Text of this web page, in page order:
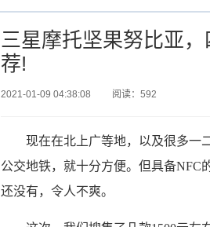
三星摩托坚果努比亚
荐!
2021-01-09 04:38:08 阅读：592
现在在北上广等地，以及很多一
公交地铁，就十分方便。但具备NFC
还没有，令人不爽。